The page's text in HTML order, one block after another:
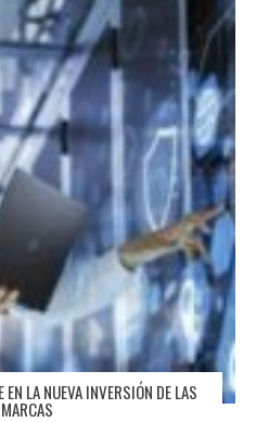
LA NUEVA INVERSIÓN DE LAS